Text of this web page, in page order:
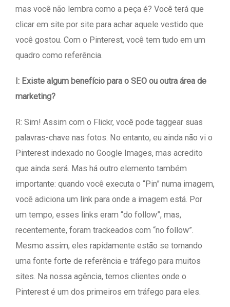
mas você não lembra como a peça é? Você terá que
clicar em site por site para achar aquele vestido que
você gostou. Com o Pinterest, você tem tudo em um
quadro como referência.
I: Existe algum benefício para o SEO ou outra área de
marketing?
R: Sim! Assim com o Flickr, você pode taggear suas
palavras-chave nas fotos. No entanto, eu ainda não vi o
Pinterest indexado no Google Images, mas acredito
que ainda será. Mas há outro elemento também
importante: quando você executa o “Pin” numa imagem,
você adiciona um link para onde a imagem está. Por
um tempo, esses links eram “do follow”, mas,
recentemente, foram trackeados com “no follow”.
Mesmo assim, eles rapidamente estão se tornando
uma fonte forte de referência e tráfego para muitos
sites. Na nossa agência, temos clientes onde o
Pinterest é um dos primeiros em tráfego para eles.